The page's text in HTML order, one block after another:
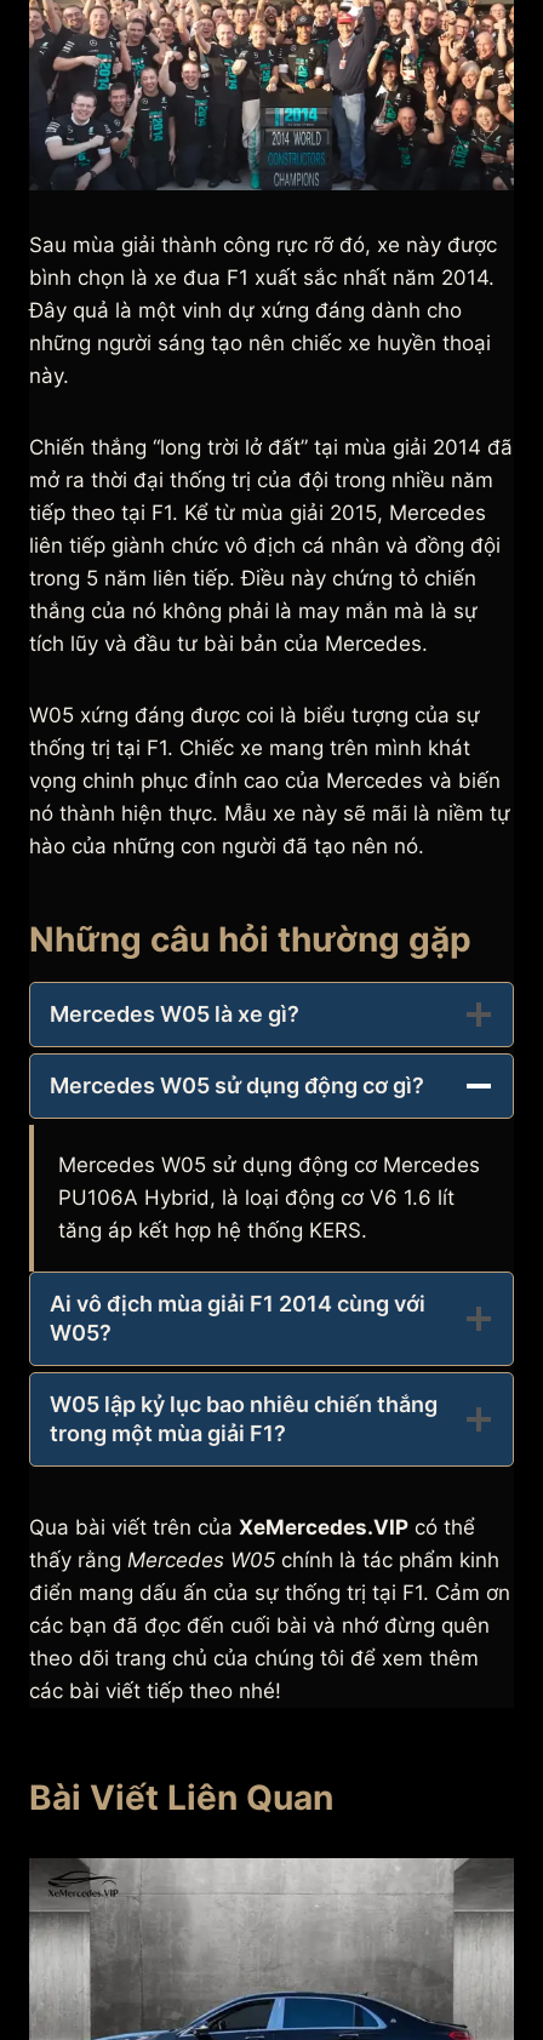
Sau mùa giải thành công rực rỡ đó, xe này được
bình chọn là xe đua F1 xuất sắc nhất năm 2014.
Đây quả là một vinh dự xứng đáng dành cho
những người sáng tạo nên chiếc xe huyền thoại
này.
Chiến thắng “long trời lở đất” tại mùa giải 2014 đã
mở ra thời đại thống trị của đội trong nhiều năm
tiếp theo tại F1. Kể từ mùa giải 2015, Mercedes
liên tiếp giành chức vô địch cá nhân và đồng đội
trong 5 năm liên tiếp. Điều này chứng tỏ chiến
thắng của nó không phải là may mắn mà là sự
tích lũy và đầu tư bài bản của Mercedes.
W05 xứng đáng được coi là biểu tượng của sự
thống trị tại F1. Chiếc xe mang trên mình khát
vọng chinh phục đỉnh cao của Mercedes và biến
nó thành hiện thực. Mẫu xe này sẽ mãi là niềm tự
hào của những con người đã tạo nên nó.
Những câu hỏi thường gặp
Mercedes W05 là xe gì?
Mercedes W05 sử dụng động cơ gì?
Mercedes W05 sử dụng động cơ Mercedes
PU106A Hybrid, là loại động cơ V6 1.6 lít
tăng áp kết hợp hệ thống KERS.
Ai vô địch mùa giải F1 2014 cùng với
W05?
W05 lập kỷ lục bao nhiêu chiến thắng
trong một mùa giải F1?
Qua bài viết trên của XeMercedes.VIP có thể
thấy rằng Mercedes W05 chính là tác phẩm kinh
điển mang dấu ấn của sự thống trị tại F1. Cảm ơn
các bạn đã đọc đến cuối bài và nhớ đừng quên
theo dõi trang chủ của chúng tôi để xem thêm
các bài viết tiếp theo nhé!
Bài Viết Liên Quan